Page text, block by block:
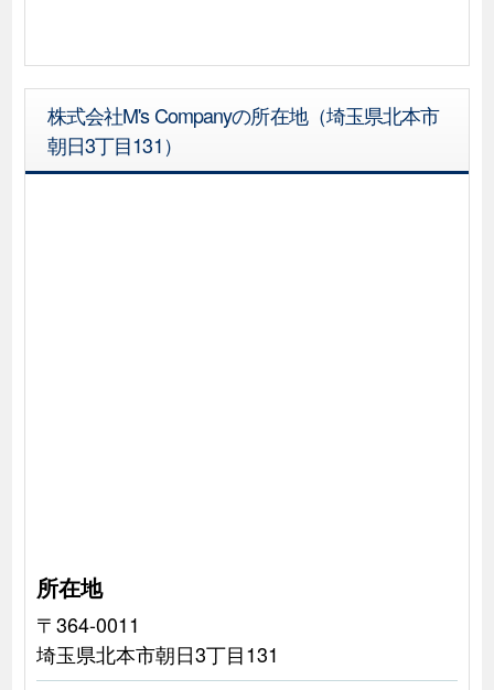
株式会社M's Companyの所在地（埼玉県北本市
朝日3丁目131）
所在地
〒364-0011
埼玉県北本市朝日3丁目131